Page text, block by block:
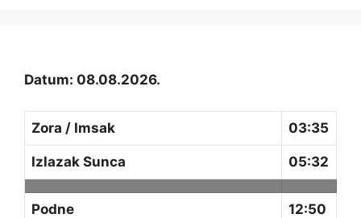
Datum: 08.08.2026.
Zora / Imsak 03:35
Izlazak Sunca 05:32
Podne 12:50